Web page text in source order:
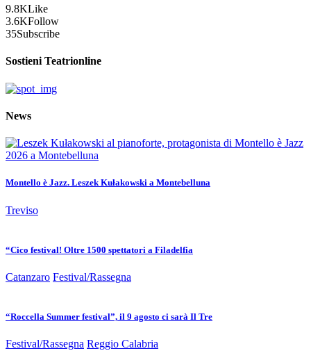
9.8KLike
3.6KFollow
35Subscribe
Sostieni Teatrionline
News
Montello è Jazz. Leszek Kułakowski a Montebelluna
Treviso
“Cico festival! Oltre 1500 spettatori a Filadelfia
Catanzaro Festival/Rassegna
“Roccella Summer festival”, il 9 agosto ci sarà Il Tre
Festival/Rassegna Reggio Calabria